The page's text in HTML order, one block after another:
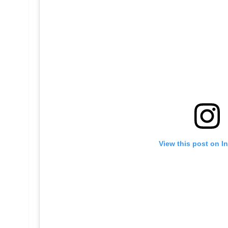
View this post on